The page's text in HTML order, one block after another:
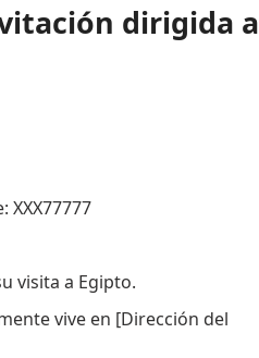
dirigida a
visita a Egipto.
vive en [Dirección del